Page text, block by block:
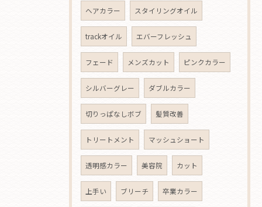
ヘアカラー スタイリングオイル
trackオイル エバーフレッシュ
フェード メンズカット ピンクカラー
シルバーグレー ダブルカラー
切りっぱなしボブ 髪質改善
トリートメント マッシュショート
透明感カラー 美容院 カット
上手い ブリーチ 卒業カラー